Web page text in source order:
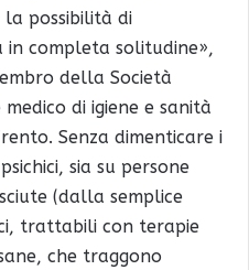
la possibilità di
completa solitudine»,
della Società
di igiene e sanità
Senza dimenticare i
sia su persone
(dalla semplice
trattabili con terapie
che traggono